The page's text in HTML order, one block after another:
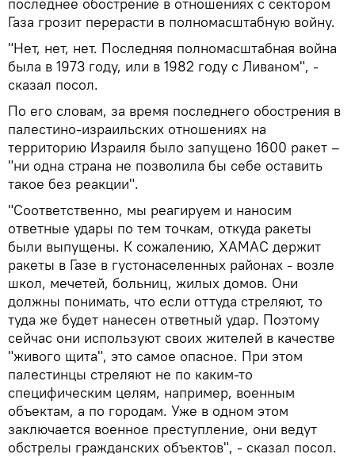
последнее обострение в отношениях с сектором
Газа грозит перерасти в полномасштабную войну.
"Нет, нет, нет. Последняя полномасштабная война
была в 1973 году, или в 1982 году с Ливаном", -
сказал посол.
По его словам, за время последнего обострения в
палестино-израильских отношениях на
территорию Израиля было запущено 1600 ракет –
"ни одна страна не позволила бы себе оставить
такое без реакции".
"Соответственно, мы реагируем и наносим
ответные удары по тем точкам, откуда ракеты
были выпущены. К сожалению, ХАМАС держит
ракеты в Газе в густонаселенных районах - возле
школ, мечетей, больниц, жилых домов. Они
должны понимать, что если оттуда стреляют, то
туда же будет нанесен ответный удар. Поэтому
сейчас они используют своих жителей в качестве
"живого щита", это самое опасное. При этом
палестинцы стреляют не по каким-то
специфическим целям, например, военным
объектам, а по городам. Уже в одном этом
заключается военное преступление, они ведут
обстрелы гражданских объектов", - сказал посол.